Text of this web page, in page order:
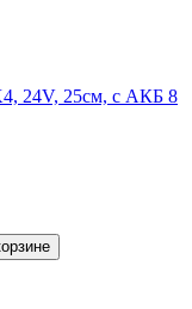
24V, 25см, c АКБ 8